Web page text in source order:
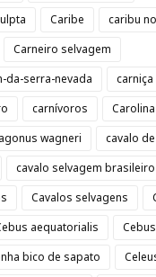
Caribe
caribu
Carneiro selvagem
da-serra-nevada
carniça
carnívoros
wagneri
cavalo
cavalo selvagem brasileiro
Cavalos selvagens
aequatorialis
bico de sapato